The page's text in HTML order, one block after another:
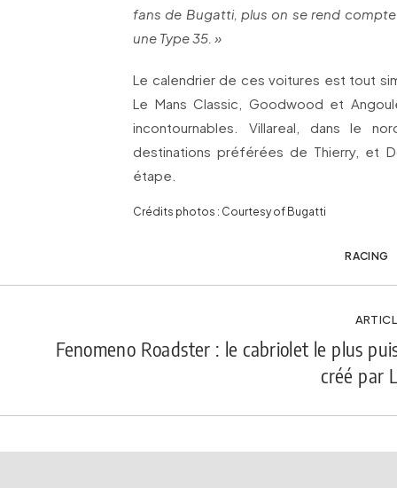
fans de Bugatti, plus on se rend
une Type 35. »
Le calendrier de ces voitures est tout
Le Mans Classic, Goodwood et
incontournables. Villareal, dans le
destinations préférées de Thierry, et
étape.
Crédits photos : Courtesy of Bugatti
RACING
Fenomeno Roadster : le cabriolet le plus
créé par